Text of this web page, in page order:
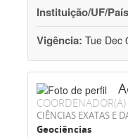
Instituição/UF/
Vigência: Tue Dec
COORDENADOR(A)
CIÊNCIAS EXATAS E
Geociências